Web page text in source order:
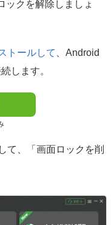
ックを解除しましょ
トールして
、Android
します。
、「画面ロックを削